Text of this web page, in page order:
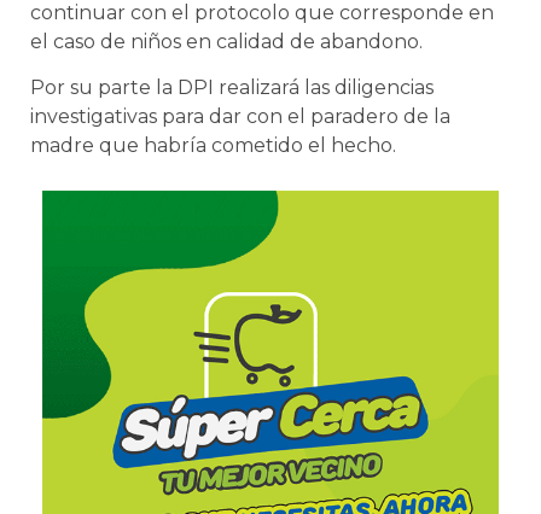
continuar con el protocolo que corresponde en
el caso de niños en calidad de abandono.
Por su parte la DPI realizará las diligencias
investigativas para dar con el paradero de la
madre que habría cometido el hecho.